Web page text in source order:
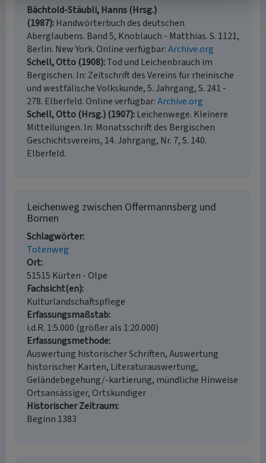
Bächtold-Stäubli, Hanns (Hrsg.)
(1987) Handwörterbuch des deutschen
Aberglaubens. Band 5, Knoblauch - Matthias. S. 1121,
Berlin. New York. Online verfügbar:Archive.org
Schell, Otto (1908) Tod und Leichenbrauch im
Bergischen. In: Zeitschrift des Vereins für rheinische
und westfälische Volkskunde, 5. Jahrgang, S. 241 -
278. Elberfeld. Online verfügbar:Archive.org
Schell, Otto (Hrsg.) (1907) Leichenwege. Kleinere
Mitteilungen. In: Monatsschrift des Bergischen
Geschichtsvereins, 14. Jahrgang, Nr. 7, S. 140.
Elberfeld.
Leichenweg zwischen Offermannsberg und
Bornen
Schlagwörter
Totenweg
Ort
51515 Kürten - Olpe
Fachsicht(en)
Kulturlandschaftspflege
Erfassungsmaßstab
i.d.R. 1:5.000 (größer als 1:20.000)
Erfassungsmethode
Auswertung historischer Schriften, Auswertung
historischer Karten, Literaturauswertung,
Geländebegehung/-kartierung, mündliche Hinweise
Ortsansässiger, Ortskundiger
Historischer Zeitraum
Beginn 1383